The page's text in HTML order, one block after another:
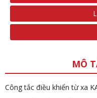
MÔ
Công tắc điều khiển từ xa